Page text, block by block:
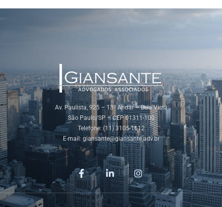
Av. Paulista, 925 – 13º Andar – Bela Vista
São Paulo/SP – CEP 01311-100
Telefone: (11) 3105-1612
E-mail: giansante@giansante.adv.br